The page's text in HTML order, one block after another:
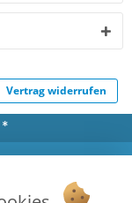
Vertrag widerrufen
*